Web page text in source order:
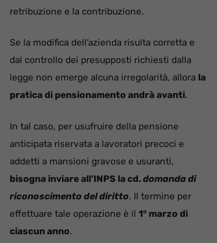
retribuzione e la contribuzione.
Se la modifica dell’azienda risulta corretta e
dal controllo dei presupposti richiesti dalla
legge non emerge alcuna irregolarità, allora la
pratica di pensionamento andrà avanti.
In tal caso, per usufruire della pensione
anticipata riservata a lavoratori precoci e
addetti a mansioni gravose e usuranti,
bisogna inviare all’INPS la cd.domanda di
riconoscimento del diritto. Il termine per
effettuare tale operazione è il 1° marzo di
ciascun anno.